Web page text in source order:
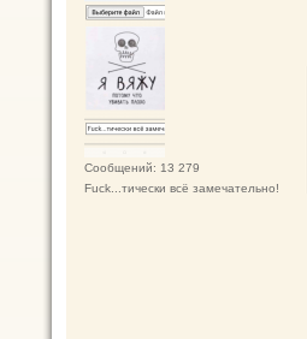
Сообщений: 13 279
Fuck...тически всё замечательно!